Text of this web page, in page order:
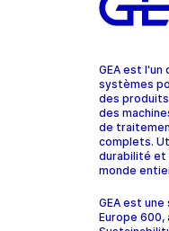
GEA est l'un
systèmes
des
des
de
complets.
durabilité et
monde
GEA est
Europe 600,